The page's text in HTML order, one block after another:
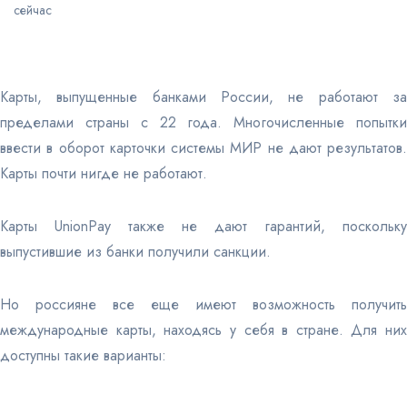
сейчас
Карты, выпущенные банками России, не работают за
пределами страны с 22 года. Многочисленные попытки
ввести в оборот карточки системы МИР не дают результатов.
Карты почти нигде не работают.
Карты UnionPay также не дают гарантий, поскольку
выпустившие из банки получили санкции.
Но россияне все еще имеют возможность получить
международные карты, находясь у себя в стране. Для них
доступны такие варианты: